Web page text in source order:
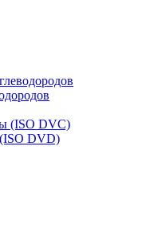
(ISO DVC)
DVD)